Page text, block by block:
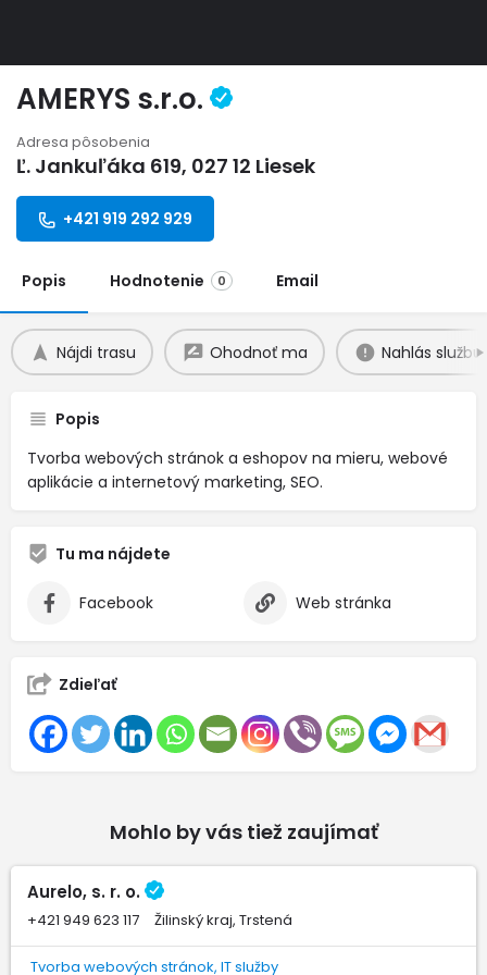
AMERYS s.r.o.
Adresa pôsobenia
Ľ. Jankuľáka 619, 027 12 Liesek
+421 919 292 929
Popis Hodnotenie 0 Email
Nájdi trasu Ohodnoť ma Nahlás službu
Popis
Tvorba webových stránok a eshopov na mieru, webové
aplikácie a internetový marketing, SEO.
Tu ma nájdete
Facebook Web stránka
Zdieľať
Mohlo by vás tiež zaujímať
Aurelo, s. r. o.
+421 949 623 117 Žilinský kraj, Trstená
Tvorba webových stránok, IT služby